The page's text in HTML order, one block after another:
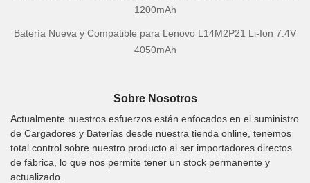
1200mAh
Batería Nueva y Compatible para Lenovo L14M2P21 Li-Ion 7.4V
4050mAh
Sobre Nosotros
Actualmente nuestros esfuerzos están enfocados en el suministro
de Cargadores y Baterías desde nuestra tienda online, tenemos
total control sobre nuestro producto al ser importadores directos
de fábrica, lo que nos permite tener un stock permanente y
actualizado.